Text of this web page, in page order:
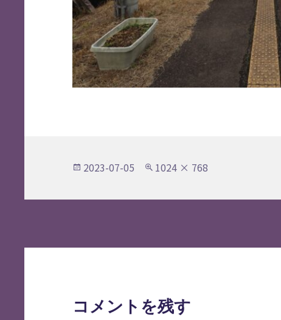
投
日:
2023-07-05
フ
サ
1024 × 768
コメントを残す